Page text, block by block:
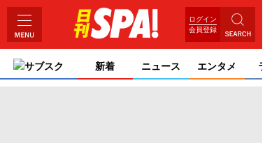
ログイン
会員登録
サブスク 新着 ニュース エンタメ